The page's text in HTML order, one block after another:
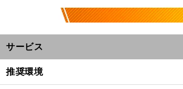
サービス
推奨環境